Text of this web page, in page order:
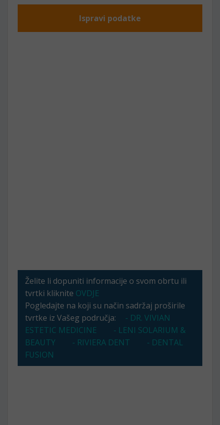
Ispravi podatke
Želite li dopuniti informacije o svom obrtu ili
tvrtki kliknite OVDJE
Pogledajte na koji su način sadržaj proširile
tvrtke iz Vašeg područja:
- DR. VIVIAN
ESTETIC MEDICINE
- LENI SOLARIUM &
BEAUTY
- RIVIERA DENT
- DENTAL
FUSION